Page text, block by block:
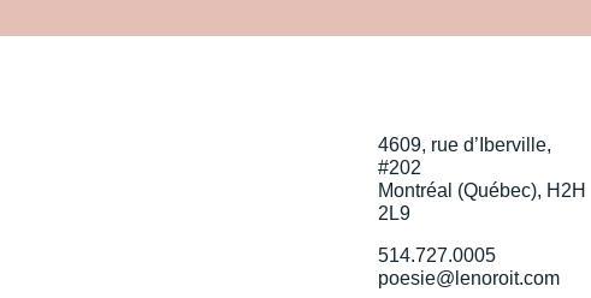
4609, rue d’Iberville,
#202
Montréal (Québec), H2H
2L9
514.727.0005
poesie@lenoroit.com